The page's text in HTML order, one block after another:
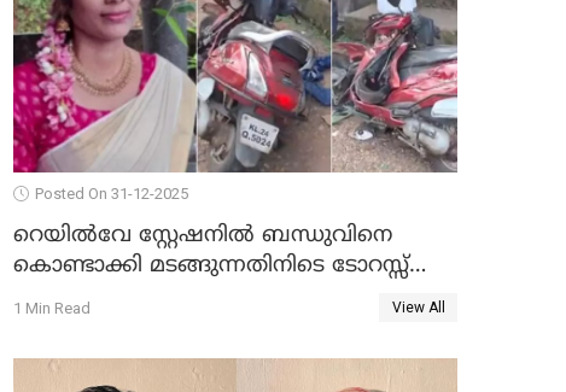
Posted On 31-12-2025
റെയിൽവേ സ്റ്റേഷനിൽ ബന്ധുവിനെ
കൊണ്ടാക്കി മടങ്ങുന്നതിനിടെ ടോറസ്സ്
ലോറി സ്കൂട്ടറിൽ ഇടിച്ചു : യുവതിക്ക്
1 Min Read View All